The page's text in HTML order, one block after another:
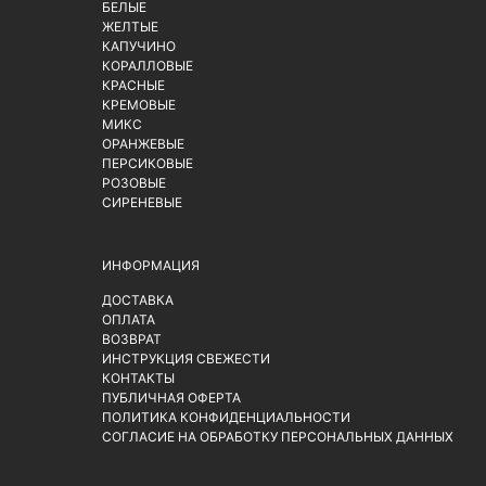
БЕЛЫЕ
ЖЕЛТЫЕ
КАПУЧИНО
КОРАЛЛОВЫЕ
КРАСНЫЕ
КРЕМОВЫЕ
МИКС
ОРАНЖЕВЫЕ
ПЕРСИКОВЫЕ
РОЗОВЫЕ
СИРЕНЕВЫЕ
ИНФОРМАЦИЯ
ДОСТАВКА
ОПЛАТА
ВОЗВРАТ
ИНСТРУКЦИЯ СВЕЖЕСТИ
КОНТАКТЫ
ПУБЛИЧНАЯ ОФЕРТА
ПОЛИТИКА КОНФИДЕНЦИАЛЬНОСТИ
СОГЛАСИЕ НА ОБРАБОТКУ ПЕРСОНАЛЬНЫХ ДАННЫХ